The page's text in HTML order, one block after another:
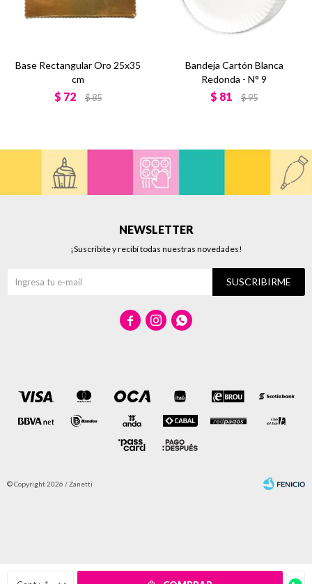
Base Rectangular Oro 25x35
cm
$ 72 $85
Bandeja Cartón Blanca
Redonda - N° 9
$ 81 $95
NEWSLETTER
¡Suscribite y recibí todas nuestras novedades!
SUSCRIBIRME
  
© Copyright 2026 / Zanetti